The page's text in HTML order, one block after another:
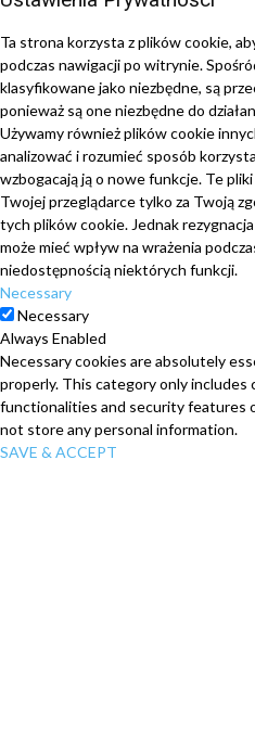
Ta strona korzysta z plików cookie,
podczas nawigacji po witrynie.
klasyfikowane jako niezbędne, są
ponieważ są one niezbędne do
Używamy również plików cookie
analizować i rozumieć sposób
wzbogacają ją o nowe funkcje. Te
Twojej przeglądarce tylko za Twoją
tych plików cookie. Jednak
może mieć wpływ na wrażenia
niedostępnością niektórych funkcji.
Necessary
Necessary
Always Enabled
Necessary cookies are absolutely
properly. This category only includes
functionalities and security features
not store any personal information.
SAVE & ACCEPT